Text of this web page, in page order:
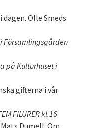
Olle Smeds
Församlingsgården
på Kulturhuset i
gifterna i vår
FILURER kl.16
Dumell: Om